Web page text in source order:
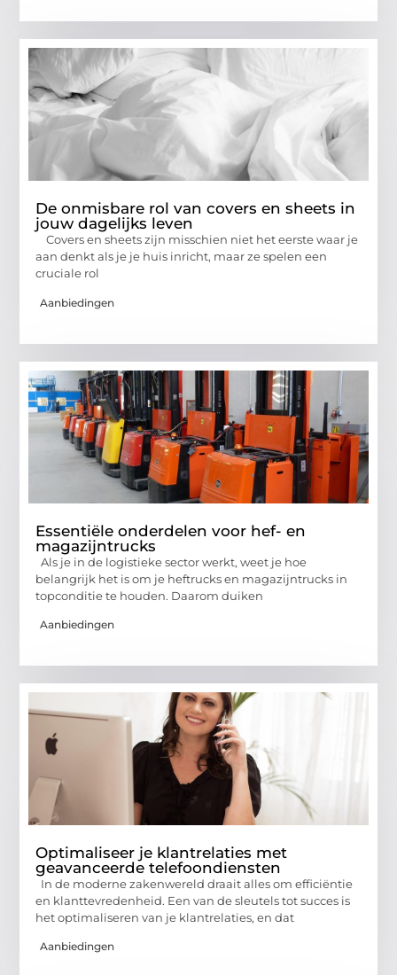
De onmisbare rol van covers en sheets in
jouw dagelijks leven
Covers en sheets zijn misschien niet het eerste waar je
aan denkt als je je huis inricht, maar ze spelen een
cruciale rol
Aanbiedingen
Essentiële onderdelen voor hef- en
magazijntrucks
Als je in de logistieke sector werkt, weet je hoe
belangrijk het is om je heftrucks en magazijntrucks in
topconditie te houden. Daarom duiken
Aanbiedingen
Optimaliseer je klantrelaties met
geavanceerde telefoondiensten
In de moderne zakenwereld draait alles om efficiëntie
en klanttevredenheid. Een van de sleutels tot succes is
het optimaliseren van je klantrelaties, en dat
Aanbiedingen